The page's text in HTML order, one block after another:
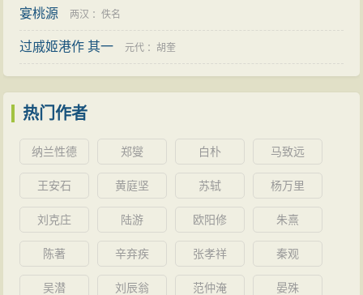
清代： 祝廷华
宴桃源 两汉 ：佚名
过戚姬港作 其一 元代 ：胡奎
热门作者
纳兰性德 郑燮 白朴 马致远
王安石 黄庭坚 苏轼 杨万里
刘克庄 陆游 欧阳修 朱熹
陈著 辛弃疾 张孝祥 秦观
吴潜 刘辰翁 范仲淹 晏殊